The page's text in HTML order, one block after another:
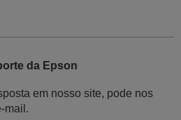
da Epson
em nosso site, pode nos
mail.